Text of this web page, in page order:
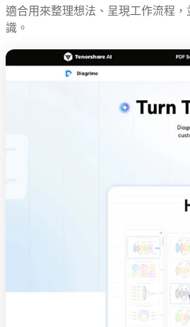
適合用來整理想法、呈現工作流程
識。